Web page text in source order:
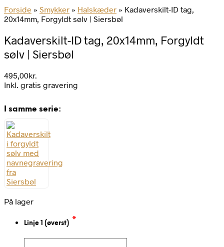
Forside » Smykker » Halskæder » Kadaverskilt-ID tag,
20x14mm, Forgyldt sølv | Siersbøl
Kadaverskilt-ID tag, 20x14mm, Forgyldt
sølv | Siersbøl
495,00kr.
Inkl. gratis gravering
I samme serie:
På lager
Linje 1 (øverst) *